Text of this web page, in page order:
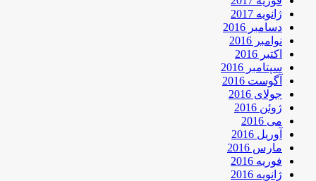
ژانویه 2017
دسامبر 2016
نوامبر 2016
اکتبر 2016
سپتامبر 2016
آگوست 2016
جولای 2016
ژوئن 2016
می 2016
آوریل 2016
مارس 2016
فوریه 2016
ژانویه 2016